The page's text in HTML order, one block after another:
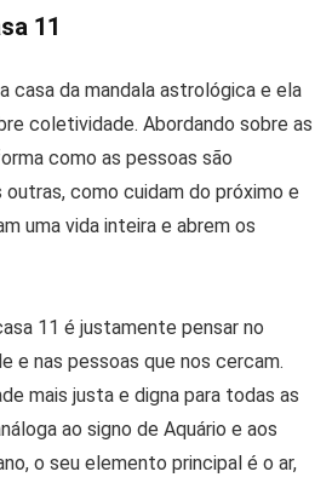
11
casa da mandala astrológica e ela
coletividade. Abordando sobre as
como as pessoas são
outras, como cuidam do próximo e
uma vida inteira e abrem os
11 é justamente pensar no
e nas pessoas que nos cercam.
mais justa e digna para todas as
ao signo de Aquário e aos
o seu elemento principal é o ar,